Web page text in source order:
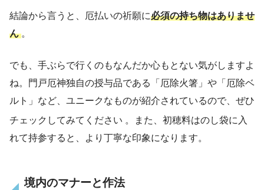
結論から言うと、厄払いの祈願に必須の持ち物はありませ
ん 。
でも、手ぶらで行くのもなんだか心もとない気がしますよ
ね。門戸厄神独自の授与品である「厄除火箸」や「厄除ベ
ルト」など、ユニークなものが紹介されているので、ぜひ
チェックしてみてください 。また、初穂料はのし袋に入
れて持参すると、より丁寧な印象になります。
境内のマナーと作法